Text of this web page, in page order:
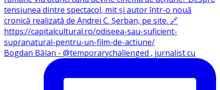
Bogdan Bălan - @temporarychallenged , jurnalist cu